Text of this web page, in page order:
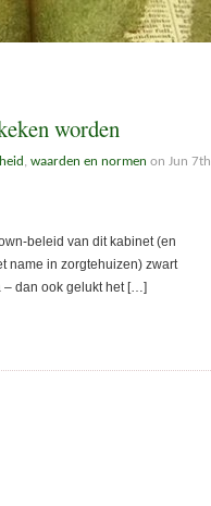
worden
waarden en normen on Jun 7th,
beleid van dit kabinet (en
name in zorgtehuizen) zwart
– dan ook gelukt het […]